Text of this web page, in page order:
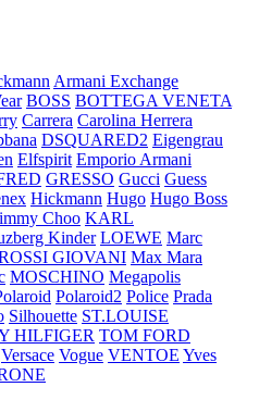
Armani Exchange
BOSS BOTTEGA VENETA
Carrera Carolina Herrera
DSQUARED2 Eigengrau
Elfspirit Emporio Armani
GRESSO Gucci Guess
Hickmann Hugo Hugo Boss
Choo KARL
Kinder LOEWE Marc
GIOVANI Max Mara
MOSCHINO Megapolis
Polaroid2 Police Prada
Silhouette ST.LOUISE
HILFIGER TOM FORD
Versace Vogue VENTOE Yves